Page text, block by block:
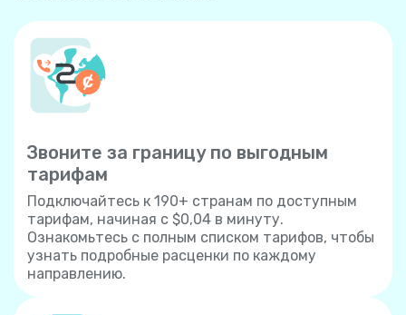
Звоните за границу по выгодным
тарифам
Подключайтесь к 190+ странам по доступным
тарифам, начиная с $0,04 в минуту.
Ознакомьтесь с полным списком тарифов, чтобы
узнать подробные расценки по каждому
направлению.